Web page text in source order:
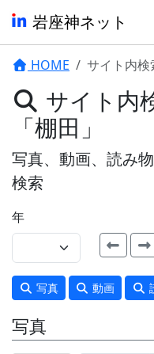
岩座神ネット
HOME サイト内検
サイト内
「棚田」
写真、動画、読み
検索
年
写真 動画
写真